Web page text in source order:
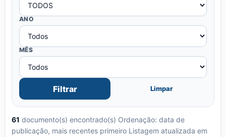
ANO
MÊS
Filtrar Limpar
61 documento(s) encontrado(s) Ordenação: data de
publicação, mais recentes primeiro Listagem atualizada em